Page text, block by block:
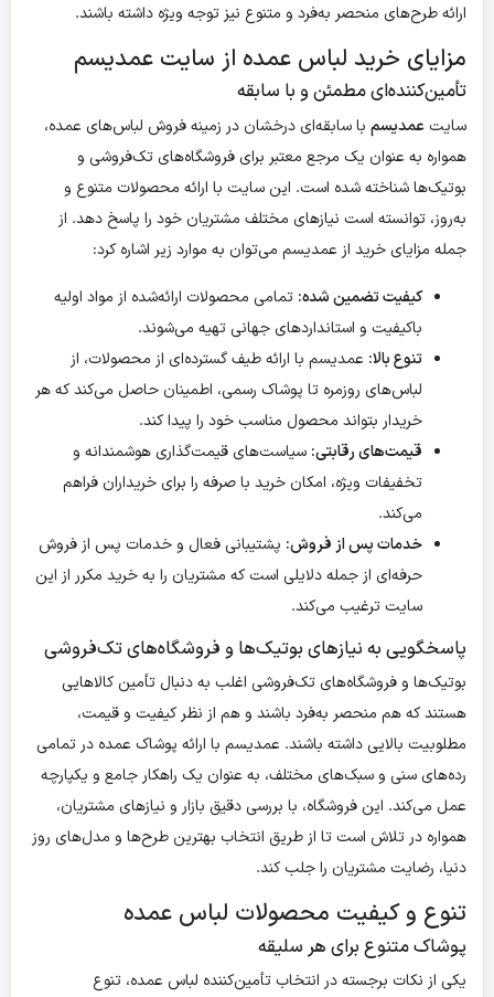
ارائه طرح‌های منحصر به‌فرد و متنوع نیز توجه ویژه داشته باشند.
مزایای خرید لباس عمده از سایت عمدیسم
تأمین‌کننده‌ای مطمئن و با سابقه
سایتعمدیسم با سابقه‌ای درخشان در زمینه فروش لباس‌های عمده،
همواره به عنوان یک مرجع معتبر برای فروشگاه‌های تک‌فروشی و
بوتیک‌ها شناخته شده است. این سایت با ارائه محصولات متنوع و
به‌روز، توانسته است نیازهای مختلف مشتریان خود را پاسخ دهد. از
جمله مزایای خرید از عمدیسم می‌توان به موارد زیر اشاره کرد:
کیفیت تضمین شده: تمامی محصولات ارائه‌شده از مواد اولیه
باکیفیت و استانداردهای جهانی تهیه می‌شوند.
تنوع بالا: عمدیسم با ارائه طیف گسترده‌ای از محصولات، از
لباس‌های روزمره تا پوشاک رسمی، اطمینان حاصل می‌کند که هر
خریدار بتواند محصول مناسب خود را پیدا کند.
قیمت‌های رقابتی: سیاست‌های قیمت‌گذاری هوشمندانه و
تخفیفات ویژه، امکان خرید با صرفه را برای خریداران فراهم
می‌کند.
خدمات پس از فروش: پشتیبانی فعال و خدمات پس از فروش
حرفه‌ای از جمله دلایلی است که مشتریان را به خرید مکرر از این
سایت ترغیب می‌کند.
پاسخگویی به نیازهای بوتیک‌ها و فروشگاه‌های تک‌فروشی
بوتیک‌ها و فروشگاه‌های تک‌فروشی اغلب به دنبال تأمین کالاهایی
هستند که هم منحصر به‌فرد باشند و هم از نظر کیفیت و قیمت،
مطلوبیت بالایی داشته باشند. عمدیسم با ارائه پوشاک عمده در تمامی
رده‌های سنی و سبک‌های مختلف، به عنوان یک راهکار جامع و یکپارچه
عمل می‌کند. این فروشگاه، با بررسی دقیق بازار و نیازهای مشتریان،
همواره در تلاش است تا از طریق انتخاب بهترین طرح‌ها و مدل‌های روز
دنیا، رضایت مشتریان را جلب کند.
تنوع و کیفیت محصولات لباس عمده
پوشاک متنوع برای هر سلیقه
یکی از نکات برجسته در انتخاب تأمین‌کننده لباس عمده، تنوع